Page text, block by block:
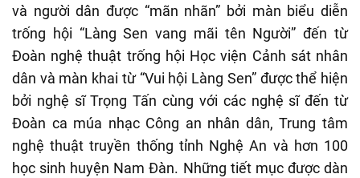
và người dân được “mãn nhãn” bởi màn biểu diễn
trống hội “Làng Sen vang mãi tên Người” đến từ
Đoàn nghệ thuật trống hội Học viện Cảnh sát nhân
dân và màn khai từ “Vui hội Làng Sen” được thể hiện
bởi nghệ sĩ Trọng Tấn cùng với các nghệ sĩ đến từ
Đoàn ca múa nhạc Công an nhân dân, Trung tâm
nghệ thuật truyền thống tỉnh Nghệ An và hơn 100
học sinh huyện Nam Đàn. Những tiết mục được dàn